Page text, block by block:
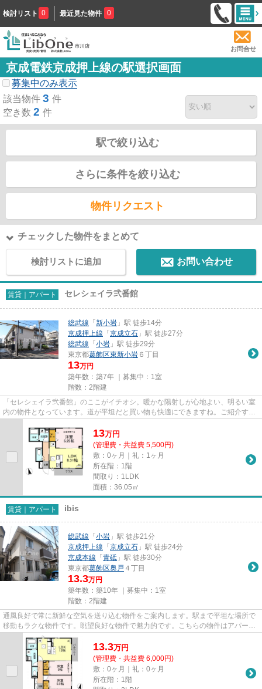
検討リスト 0 最近見た物件 0
お問合せ
京成電鉄京成押上線の駅選択画面
募集中のみ表示
該当物件 3 件
空き数 2 件
駅で絞り込む
さらに条件を絞り込む
物件リクエスト
チェックした物件をまとめて
検討リストに追加 お問い合わせ
賃貸｜アパート セレシェイラ弐番館
総武線 「 新小岩 」駅 徒歩14分
京成押上線 「 京成立石 」駅 徒歩27分
総武線 「 小岩 」駅 徒歩29分
東京都葛飾区東新小岩 ６丁目
13万円
築年数：築7年 ｜募集中： 1室
階数：2階建
「セレシェイラ弐番館」のここがイチオシ。暖かな陽射しが心地よい、明るい室
内の物件となっています。道が平坦だと買い物も快適にできますね。ご紹介する
13万円
(管理費・共益費 5,500円)
敷：0ヶ月｜礼：1ヶ月
所在階：1階
間取り：1LDK
面積：36.05㎡
賃貸｜アパート ibis
総武線 「 小岩 」駅 徒歩21分
京成押上線 「 京成立石 」駅 徒歩24分
京成本線 「 青砥 」駅 徒歩30分
東京都葛飾区奥戸 ４丁目
13.3万円
築年数：築10年 ｜募集中： 1室
階数：2階建
通風良好で常に新鮮な空気を送り込む物件をご案内します。駅まで平坦な場所で
移動もラクな物件です。眺望良好な物件で魅力的です。こちらの物件はアパート
です。できるだけ早めに不動...
13.3万円
(管理費・共益費 6,000円)
敷：0ヶ月｜礼：0ヶ月
所在階：1階